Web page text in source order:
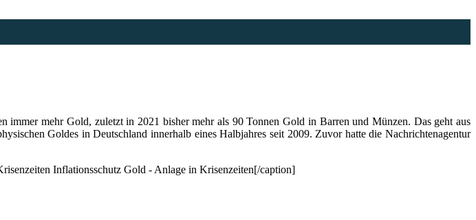
mehr Gold, zuletzt in 2021 bisher mehr als 90 Tonnen Gold in Barren und Münzen. Das geht aus
Goldes in Deutschland innerhalb eines Halbjahres seit 2009. Zuvor hatte die Nachrichtenagentur
Inflationsschutz Gold - Anlage in Krisenzeiten[/caption]